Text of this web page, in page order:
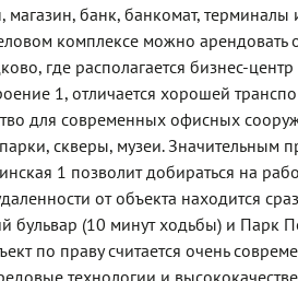
магазин, банк, банкомат,
комплексе можно арендовать
где располагается бизнес-
1, отличается хорошей
для современных офисных
скверы, музеи. Значительным
1 позволит добираться на
от объекта находится
бульвар (10 минут ходьбы) и
по праву считается очень
технологии и